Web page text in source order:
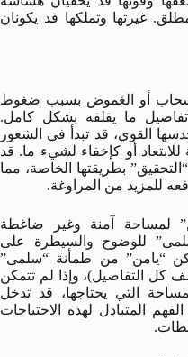
غيرتها وتملكها قد يكونان
أو الغموض بسبب ضغوط
ما يقلقه بشكل كامل.
القوي، قد تبدأ في الشعور
أو كإخفاء لشيء ما. قد
بطريقتها الخاصة، مما
للمزيد من المراوغة.
لمساحة آمنة وغير ضاغطة
للوضوح والسيطرة على
“يامن” من طمأنة “سلمى”
التفاصيل)، وإذا لم تتمكن
التي يحتاجها، قد تدخل
المتبادل لهذه الاحتياجات